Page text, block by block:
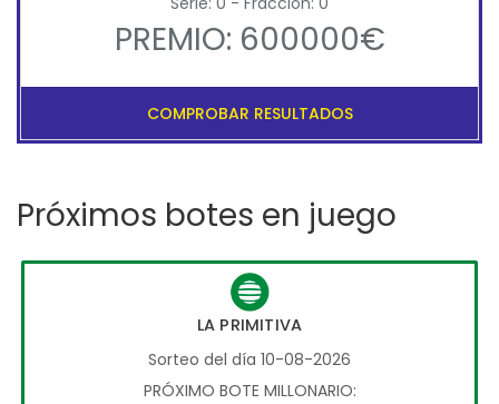
PREMIO: 600000€
COMPROBAR RESULTADOS
Próximos botes en juego
LA PRIMITIVA
Sorteo del día 10-08-2026
PRÓXIMO BOTE MILLONARIO: